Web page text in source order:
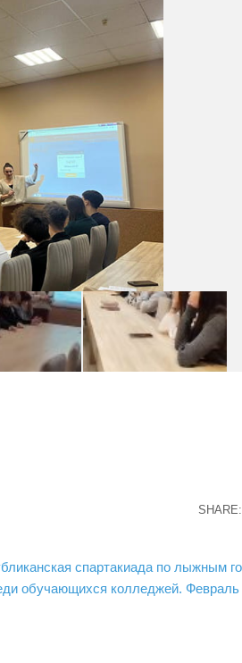
SHARE:
спартакиада по лыжным
обучающихся колледжей. Февраль